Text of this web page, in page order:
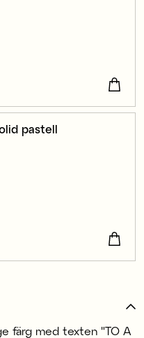
pastell
färg med texten "TO A